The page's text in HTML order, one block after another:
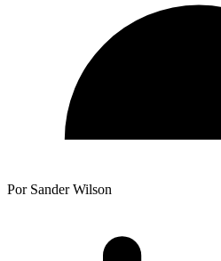
Por Sander Wilson